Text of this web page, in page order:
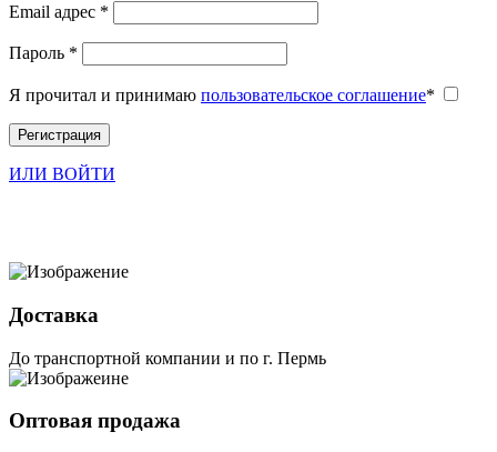
Email адрес *
Пароль *
Я прочитал и принимаю пользовательское соглашение*
Регистрация
ИЛИ ВОЙТИ
Доставка
До транспортной компании и по г. Пермь
Оптовая продажа